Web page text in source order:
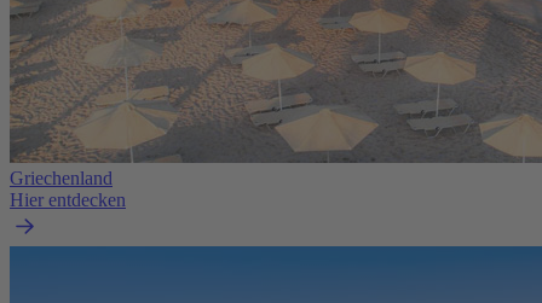
Griechenland
Hier entdecken